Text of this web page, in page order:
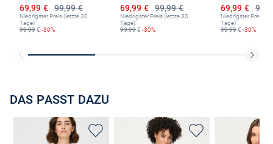
99,99 €
Ermäßigter Preis
69,99 €
Niedrigster Preis (letzte 30
Tage):
99,99€ -30%
99,99 €
Ermäßigter Preis
69,99 €
Niedrigster Preis (letzte 30
Tage):
99,99€ -30%
Ermäßigter
69,99 €
Niedrigster Preis
Tage):
99,99€ -30%
DAS PASST DAZU